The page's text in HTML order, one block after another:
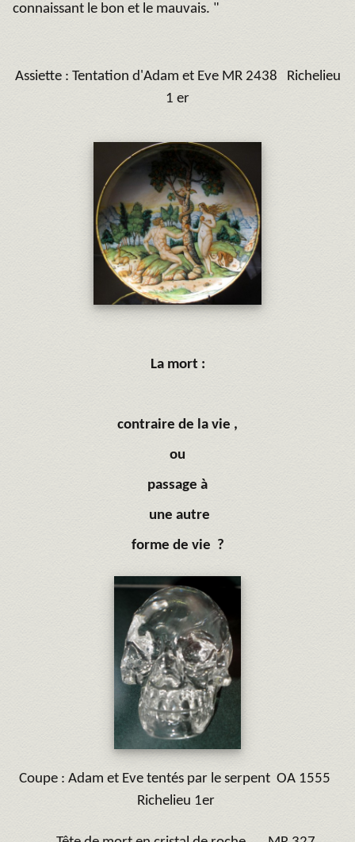
connaissant le bon et le mauvais. "
Assiette : Tentation d'Adam et Eve MR 2438 Richelieu
1 er
La mort :
contraire de la vie ,
ou
passage à
une autre
forme de vie ?
Coupe : Adam et Eve tentés par le serpent OA 1555
Richelieu 1er